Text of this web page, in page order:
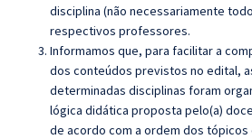
disciplina (não necessariamente
respectivos professores.
Informamos que, para facilitar a
dos conteúdos previstos no edital,
determinadas disciplinas foram
lógica didática proposta pelo(a)
de acordo com a ordem dos